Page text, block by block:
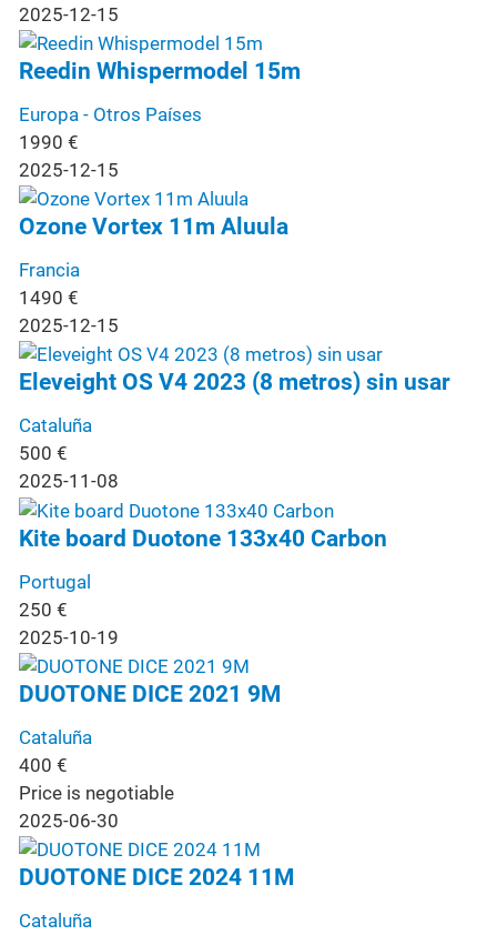
2025-12-15
Reedin Whispermodel 15m
Europa - Otros Países
1990 €
2025-12-15
Ozone Vortex 11m Aluula
Francia
1490 €
2025-12-15
Eleveight OS V4 2023 (8 metros) sin usar
Cataluña
500 €
2025-11-08
Kite board Duotone 133x40 Carbon
Portugal
250 €
2025-10-19
DUOTONE DICE 2021 9M
Cataluña
400 €
Price is negotiable
2025-06-30
DUOTONE DICE 2024 11M
Cataluña